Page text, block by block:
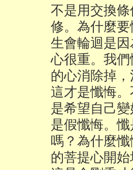
不是用交換
修。為什麼
生會輪迴是
心很重。我
的心消除掉
這才是懺悔
是希望自己
是假懺悔。
嗎？為什麼
的菩提心開